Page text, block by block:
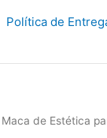
Política de
de Estética